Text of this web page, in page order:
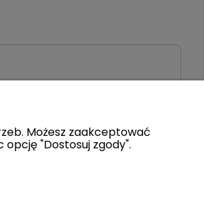
Możesz zaakceptować
"Dostosuj zgody".